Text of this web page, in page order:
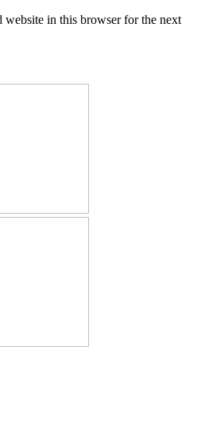
website in this browser for the next